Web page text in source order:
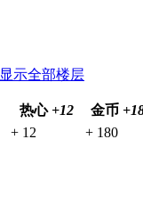
显示全部楼层
热心 +12 金币
+ 12 + 180